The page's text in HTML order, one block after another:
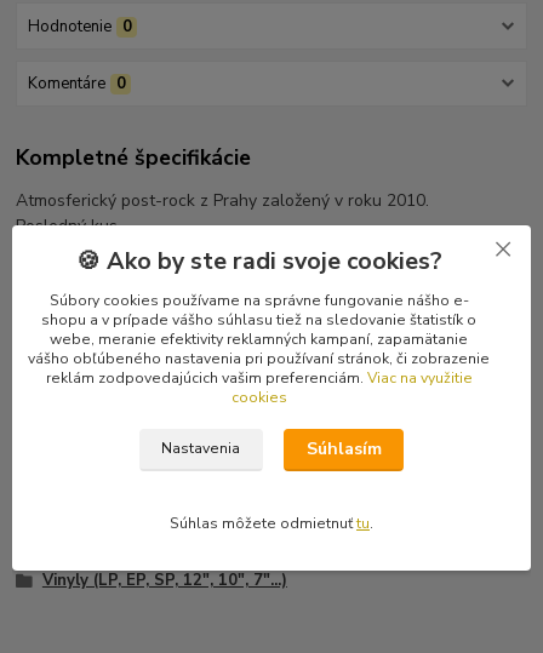
Hodnotenie 0
Komentáre 0
Kompletné špecifikácie
Atmosferický post-rock z Prahy založený v roku 2010.
Posledný kus.
Tracklist
A1 Bez minulosti
A2 Bez budoucnosti
B1 Vědomě
B2 V přítomnosti
Vinyly (LP, EP, SP, 12", 10", 7"...)
🍪 Ako by ste radi svoje cookies?
Súbory cookies používame na správne fungovanie nášho e-
shopu a v prípade vášho súhlasu tiež na sledovanie štatistík o
webe, meranie efektivity reklamných kampaní, zapamätanie
vášho obľúbeného nastavenia pri používaní stránok, či zobrazenie
reklám zodpovedajúcich vašim preferenciám. Viac na využitie
cookies
Nastavenia Súhlasím
Súhlas môžete odmietnuťtu.